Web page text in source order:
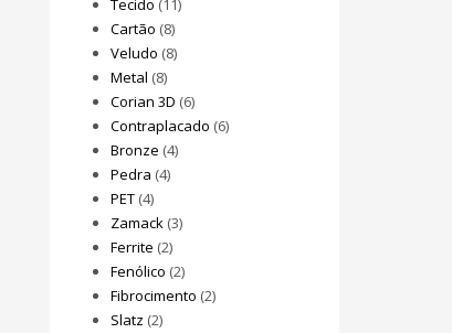
Tecido (11)
Cartão (8)
Veludo (8)
Metal (8)
Corian 3D (6)
Contraplacado (6)
Bronze (4)
Pedra (4)
PET(4)
Zamack(3)
Ferrite (2)
Fenólico (2)
Fibrocimento (2)
Slatz (2)